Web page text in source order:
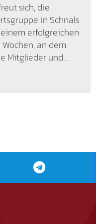
sich, die
in Schnals
erfolgreichen
an dem
Mitglieder und…